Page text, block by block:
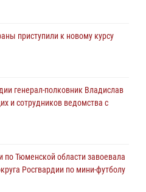
приступили к новому курсу
генерал-полковник Владислав
и сотрудников ведомства с
Тюменской области завоевала
Росгвардии по мини-футболу